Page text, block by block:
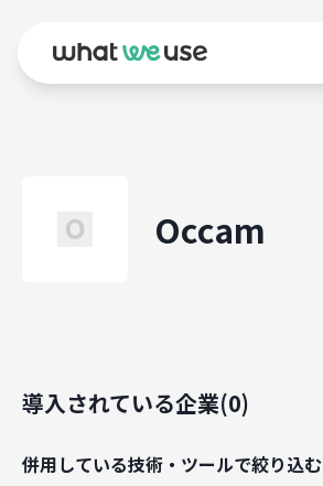
Occam
導入されている企業(0)
併用している技術・ツールで絞り込む